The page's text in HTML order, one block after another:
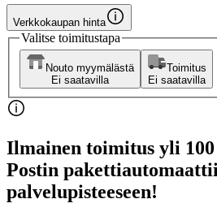
Verkkokaupan hinta
Valitse toimitustapa
Nouto myymälästä
Ei saatavilla
Toimitus
Ei saatavilla
Ilmainen toimitus yli
Postin
palvelupisteeseen!